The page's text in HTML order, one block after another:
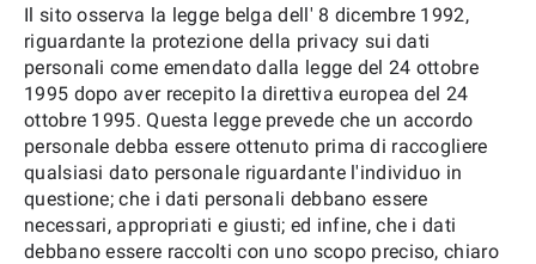
Il sito osserva la legge belga dell' 8 dicembre 1992,
riguardante la protezione della privacy sui dati
personali come emendato dalla legge del 24 ottobre
1995 dopo aver recepito la direttiva europea del 24
ottobre 1995. Questa legge prevede che un accordo
personale debba essere ottenuto prima di raccogliere
qualsiasi dato personale riguardante l'individuo in
questione; che i dati personali debbano essere
necessari, appropriati e giusti; ed infine, che i dati
debbano essere raccolti con uno scopo preciso, chiaro